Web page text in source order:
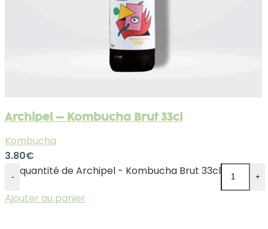
Archipel – Kombucha Brut 33cl
Kombucha
3.80€
- quantité de Archipel - Kombucha Brut 33cl +
Ajouter au panier